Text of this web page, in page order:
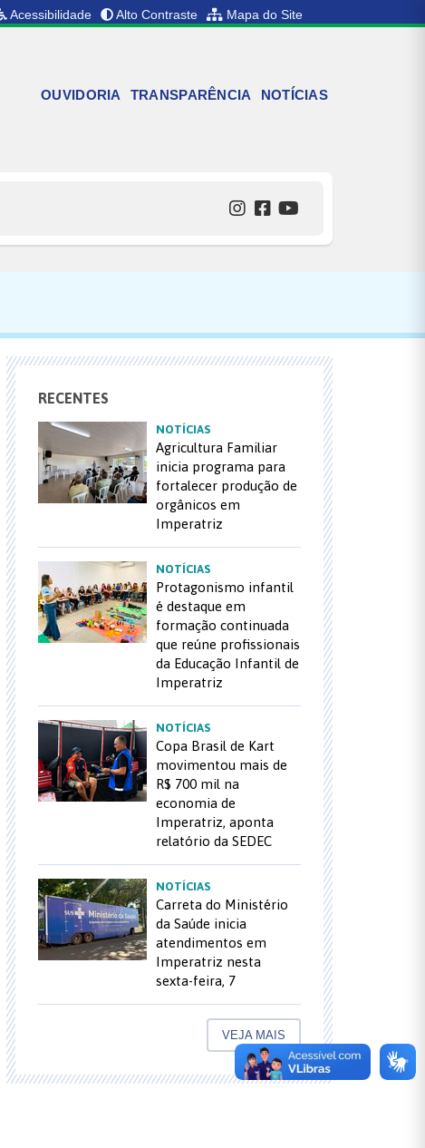
Acessibilidade Alto Contraste Mapa do Site
OUVIDORIA TRANSPARÊNCIA NOTÍCIAS
RECENTES
NOTÍCIAS
Agricultura Familiar
inicia programa para
fortalecer produção de
orgânicos em
Imperatriz
NOTÍCIAS
Protagonismo infantil
é destaque em
formação continuada
que reúne profissionais
da Educação Infantil de
Imperatriz
NOTÍCIAS
Copa Brasil de Kart
movimentou mais de
R$ 700 mil na
economia de
Imperatriz, aponta
relatório da SEDEC
NOTÍCIAS
Carreta do Ministério
da Saúde inicia
atendimentos em
Imperatriz nesta
sexta-feira, 7
VEJA MAIS